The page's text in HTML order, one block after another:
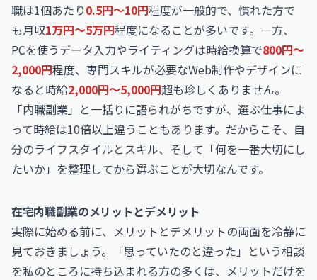
職は1個あたり0.5円〜10円程度が一般的で、慣れた方で
も月収1万円〜5万円程度になることが多いです。一方、
PCを使うデータ入力やライティングは時給換算で800円〜
2,000円程度、専門スキルが必要なWeb制作やデザインに
なると時給2,000円〜5,000円超も珍しくありません。
「内職副業」と一括りに語られがちですが、選ぶ仕事によ
って時給は10倍以上違うこともあります。だからこそ、自
分のライフスタイルとスキル、そして「何を一番大切にし
たいか」を整理してから選ぶことが大切なんです。
在宅内職副業のメリットとデメリット
実際に始める前に、メリットとデメリットの両面を冷静に
見ておきましょう。「思っていたのと違った」という相談
を私のところに持ち込まれる方の多くは、メリットだけを